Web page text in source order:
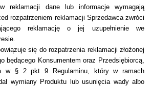
reklamacji dane lub informacje wymagają
rozpatrzeniem reklamacji Sprzedawca zwróci
reklamację o jej uzupełnienie we
się do rozpatrzenia reklamacji złożonej
będącego Konsumentem oraz Przedsiębiorcą,
w § 2 pkt 9 Regulaminu,
który w ramach
wymiany Produktu lub usunięcia wady albo